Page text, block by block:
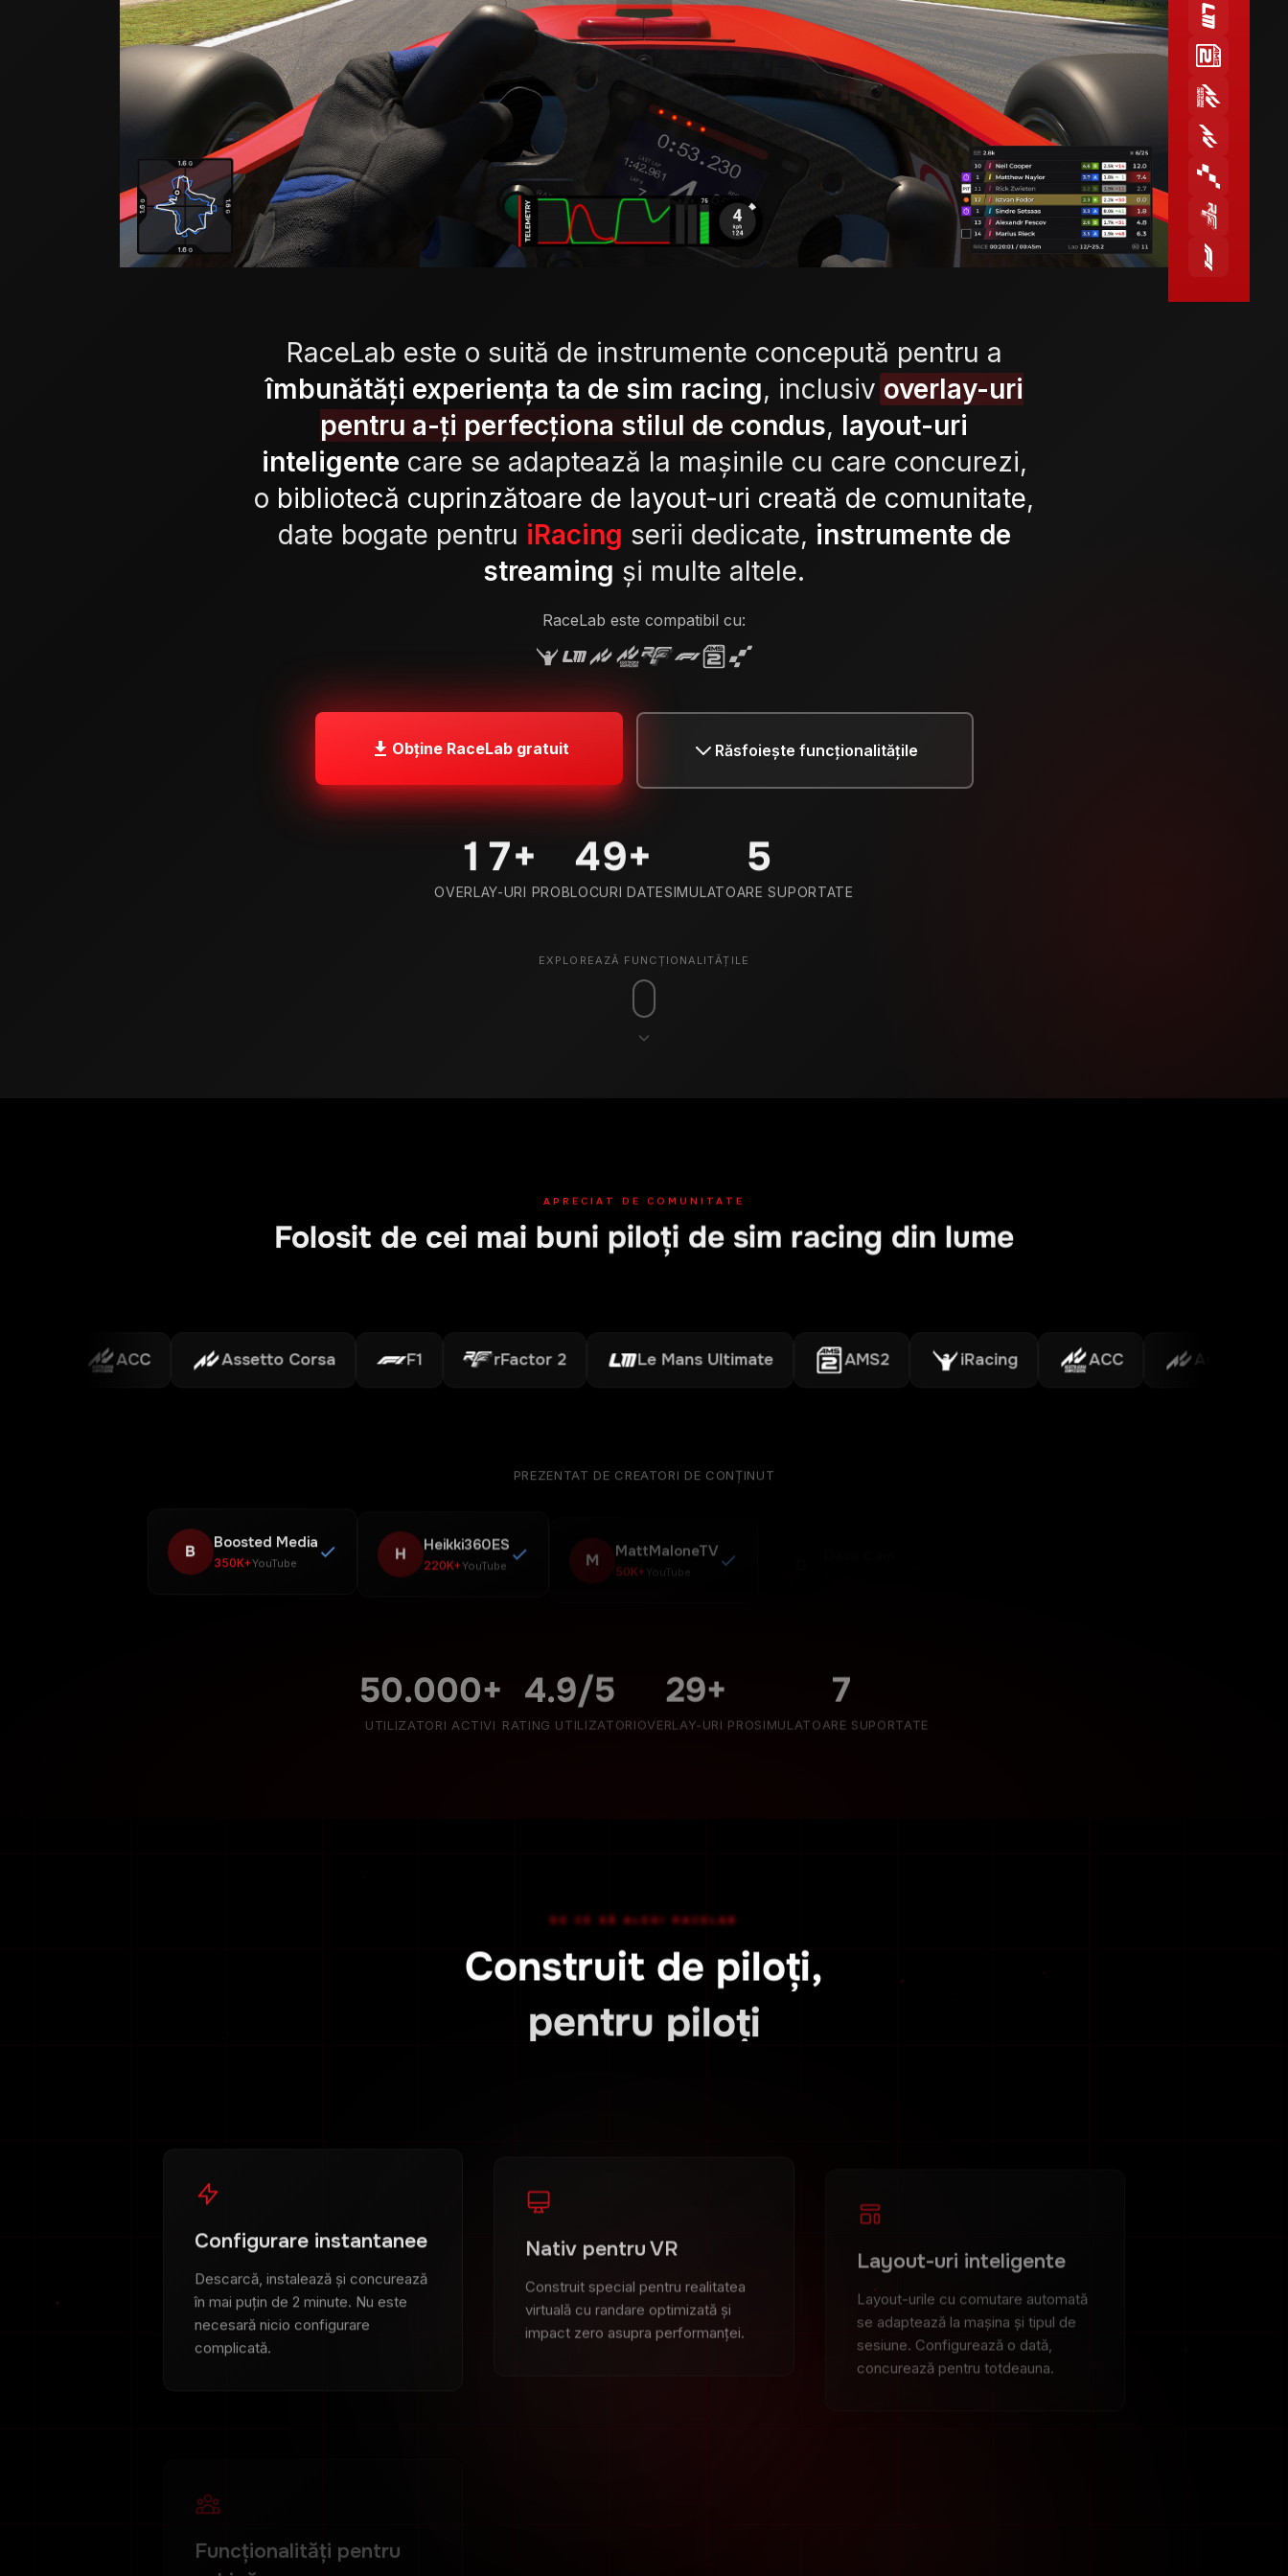
RaceLab este o suită de instrumente concepută pentru a
îmbunătăți experiența ta de sim racing, inclusiv overlay-uri
pentru a-ți perfecționa stilul de condus, layout-uri
inteligente care se adaptează la mașinile cu care concurezi,
o bibliotecă cuprinzătoare de layout-uri creată de comunitate,
date bogate pentru iRacing serii dedicate, instrumente de
streaming și multe altele.
RaceLab este compatibil cu:
Obține RaceLab gratuit Răsfoiește funcționalitățile
29+
OVERLAY-URI PRO
80+
BLOCURI DATE
7
SIMULATOARE SUPORTATE
EXPLOREAZĂ FUNCȚIONALITĂȚILE
APRECIAT DE COMUNITATE
Folosit de cei mai buni piloți de sim racing din lume
ACC Assetto Corsa rFactor 2 Le Mans Ultimate AMS2 iRacing ACC Assetto Corsa
PREZENTAT DE CREATORI DE CONȚINUT
B Boosted Media
350K+YouTube
H Heikki360ES
220K+ YouTube 50K+YouTube
50.000+ 4.9/5 29+ 7
DE CE SĂ ALEGI RACELAB
Construit de piloți,
pentru piloți
Configurare instantanee
Descarcă, instalează și concurează
în mai puțin de 2 minute. Nu este
necesară nicio configurare
complicată.
Nativ pentru VR
virtuală cu randare optimizată și
impact zero asupra performanței.
Layout-urile cu comutare automată
se adaptează la mașina și tipul de
sesiune. Configurează o dată,
concurează pentru totdeauna.
Funcționalități pentru
echipă